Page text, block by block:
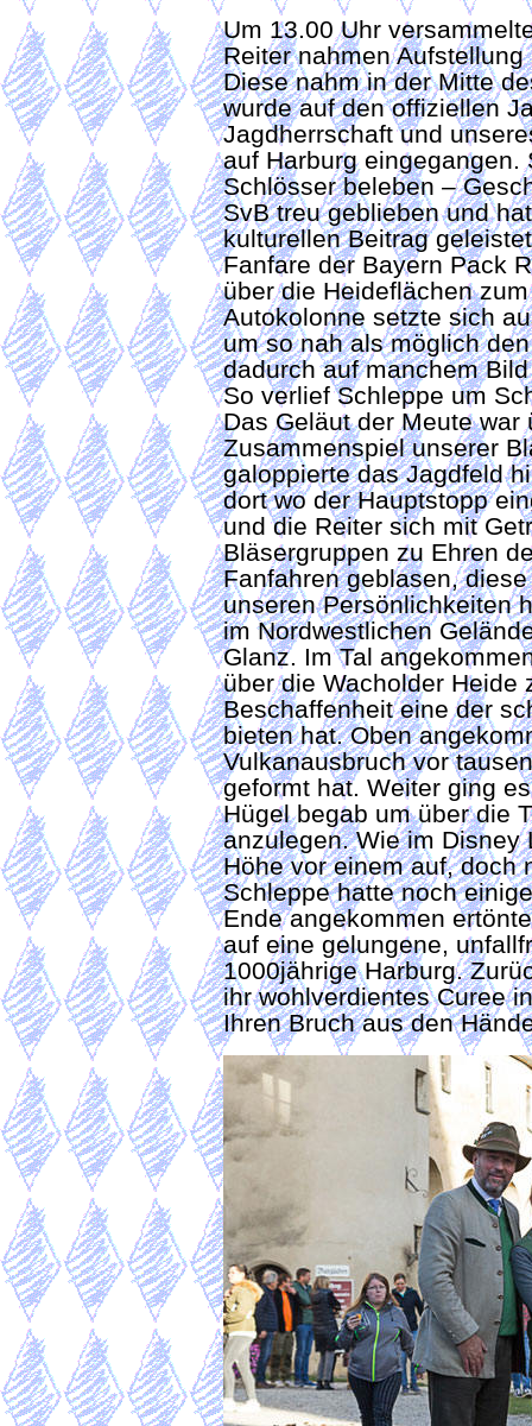
Um 13.00 Uhr
Reiter nahmen
Diese nahm in der Mitte
wurde auf den offiziellen
Jagdherrschaft und
auf Harburg
Schlösser beleben –
SvB treu geblieben und
kulturellen Beitrag
Fanfare der Bayern Pack
über die Heideflächen
Autokolonne setzte sich
um so nah als möglich
dadurch auf manchem
So verlief Schleppe um
Das Geläut der Meute
Zusammenspiel unserer
galoppierte das Jagdfeld
dort wo der Hauptstopp
und die Reiter sich mit
Bläsergruppen zu Ehren
Fanfahren geblasen,
unseren Persönlichkeiten
im Nordwestlichen
Glanz. Im Tal
über die Wacholder Heide
Beschaffenheit eine der
bieten hat. Oben
Vulkanausbruch vor
geformt hat. Weiter ging
Hügel begab um über die
anzulegen. Wie im Disney
Höhe vor einem auf, doch
Schleppe hatte noch
Ende angekommen
auf eine gelungene,
1000jährige Harburg.
ihr wohlverdientes Curee
Ihren Bruch aus den